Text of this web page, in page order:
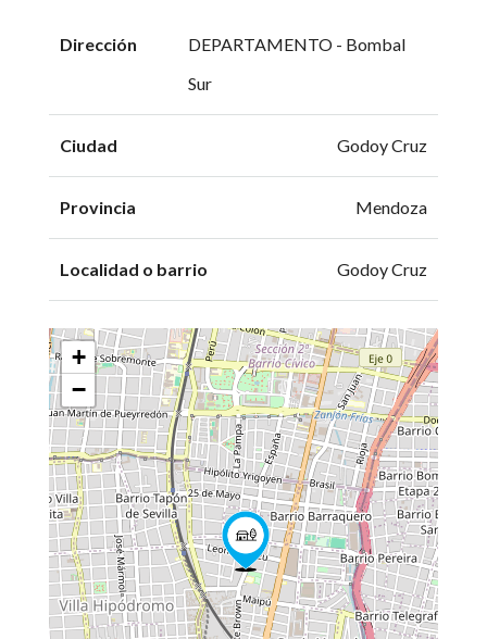
Dirección
DEPARTAMENTO - Bombal
Sur
Ciudad Godoy Cruz
Provincia Mendoza
Localidad o barrio Godoy Cruz
+
−